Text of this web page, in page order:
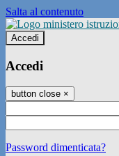
Salta al contenuto
Accedi
Accedi
button close ×
Password dimenticata?